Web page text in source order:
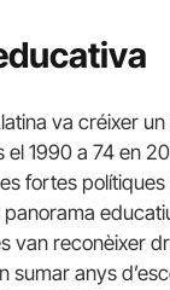
va créixer
1990 a 74 en
fortes
van reconèixer
sumar anys